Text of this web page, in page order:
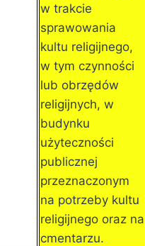
w trakcie
sprawowania
kultu religijnego,
w tym czynności
lub obrzędów
religijnych, w
budynku
użyteczności
publicznej
przeznaczonym
na potrzeby kultu
religijnego oraz na
cmentarzu.